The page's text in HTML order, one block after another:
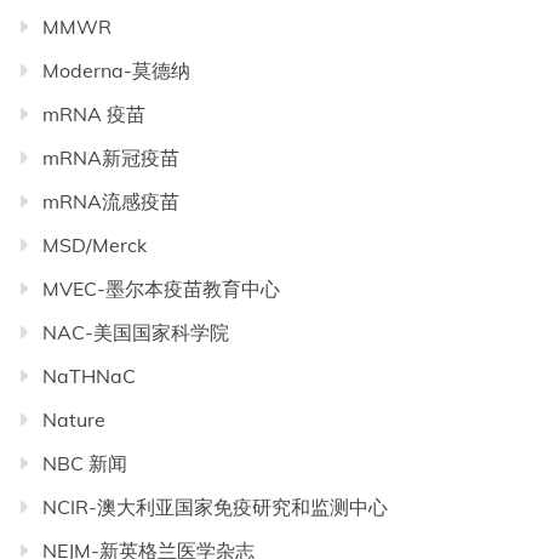
MMWR
Moderna-莫德纳
mRNA 疫苗
mRNA新冠疫苗
mRNA流感疫苗
MSD/Merck
MVEC-墨尔本疫苗教育中心
NAC-美国国家科学院
NaTHNaC
Nature
NBC 新闻
NCIR-澳大利亚国家免疫研究和监测中心
NEJM-新英格兰医学杂志